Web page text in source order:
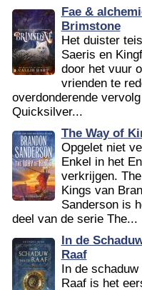
Fae &
Brimstone
Het duister
Saeris en
door het vuur
vrienden te
overdonderende
Quicksilver...
The Way of
Opgelet niet
Enkel in het
verkrijgen.
Kings van
Sanderson is
deel van de serie The...
In de
Raaf
In de
Raaf is het